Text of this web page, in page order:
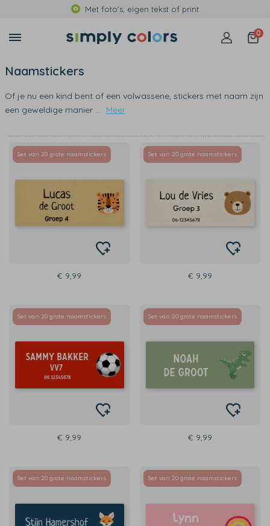
Met foto's, eigen tekst of print
0
Naamstickers
Of je nu een kind bent of een volwassene, stickers met naam zijn
een geweldige manier ... Meer
Set van 20 grote naamstickers
€ 9,99
Set van 20 grote naamstickers
€ 9,99
Set van 20 grote naamstickers
€ 9,99
Set van 20 grote naamstickers
€ 9,99
Set van 20 grote naamstickers Set van 20 grote naamstickers